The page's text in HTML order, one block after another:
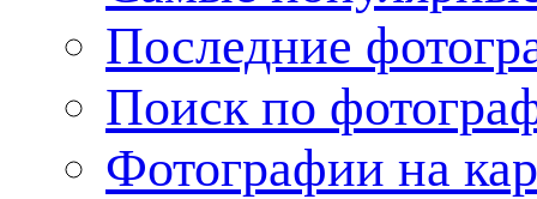
Последние
Поиск по
Фотографии на